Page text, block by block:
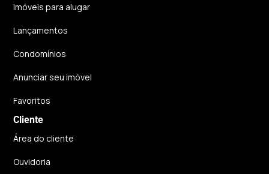
Imóveis para alugar
Lançamentos
Condomínios
Anunciar seu imóvel
Favoritos
Cliente
Área do cliente
Ouvidoria